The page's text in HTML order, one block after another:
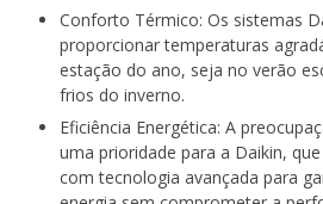
Conforto Térmico: Os sistemas
proporcionar temperaturas
estação do ano, seja no verão
frios do inverno.
Eficiência Energética: A
uma prioridade para a Daikin,
com tecnologia avançada para